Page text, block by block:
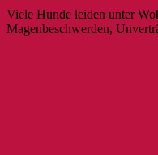
Viele Hunde leiden unter
Magenbeschwerden,